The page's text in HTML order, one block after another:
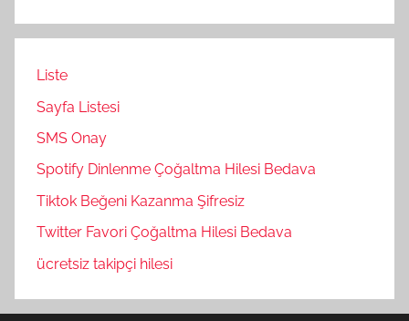
Liste
Sayfa Listesi
SMS Onay
Spotify Dinlenme Çoğaltma Hilesi Bedava
Tiktok Beğeni Kazanma Şifresiz
Twitter Favori Çoğaltma Hilesi Bedava
ücretsiz takipçi hilesi